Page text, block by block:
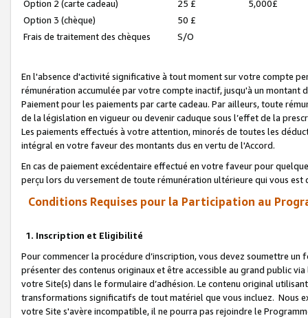
Option 2 (carte cadeau)
25 £
5,000£
Option 3 (chèque)
50 £
Frais de traitement des chèques
S/O
En l'absence d'activité significative à tout moment sur votre compte
rémunération accumulée par votre compte inactif, jusqu'à un montant
Paiement pour les paiements par carte cadeau. Par ailleurs, toute
de la législation en vigueur ou devenir caduque sous l’effet de la
Les paiements effectués à votre attention, minorés de toutes les
intégral en votre faveur des montants dus en vertu de l'Accord.
En cas de paiement excédentaire effectué en votre faveur pour
perçu lors du versement de toute rémunération ultérieure qui vous est
Conditions Requises pour la Participation au
1. Inscription et Eligibilité
Pour commencer la procédure d’inscription, vous devez soumettre
présenter des contenus originaux et être accessible au grand public
votre Site(s) dans le formulaire d’adhésion. Le contenu original
transformations significatifs de tout matériel que vous incluez. Nous
votre Site s'avère incompatible, il ne pourra pas rejoindre le